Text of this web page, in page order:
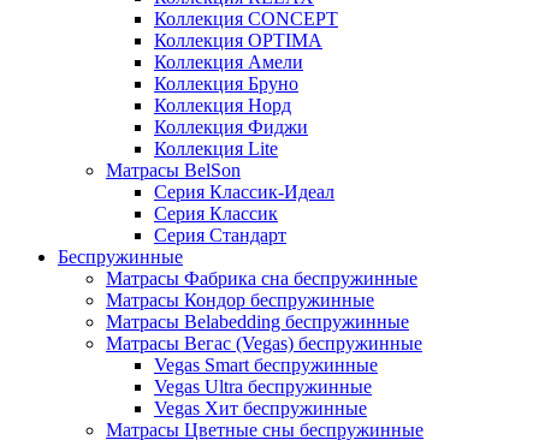
Коллекция CONCEPT
Коллекция OPTIMA
Коллекция Амели
Коллекция Бруно
Коллекция Норд
Коллекция Фиджи
Коллекция Lite
Матрасы BelSon
Серия Классик-Идеал
Серия Классик
Серия Стандарт
Беспружинные
Матрасы Фабрика сна беспружинные
Матрасы Кондор беспружинные
Матрасы Belabedding беспружинные
Матрасы Вегас (Vegas) беспружинные
Vegas Smart беспружинные
Vegas Ultra беспружинные
Vegas Хит беспружинные
Матрасы Цветные сны беспружинные